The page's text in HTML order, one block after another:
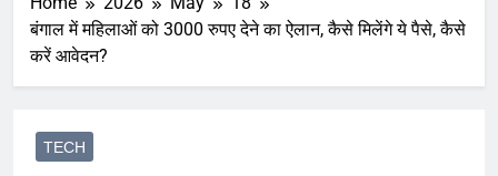
बंगाल में महिलाओं को 3000 रुपए देने का ऐलान, कैसे मिलेंगे ये पैसे, कैसे
करें आवेदन?
TECH